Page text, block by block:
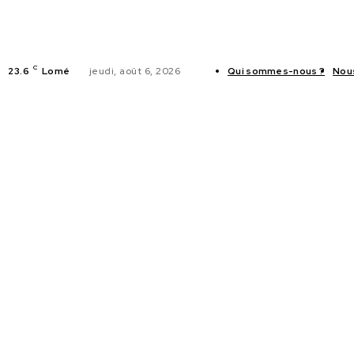
23.6 C Lomé jeudi, août 6, 2026 Qui sommes-nous ?